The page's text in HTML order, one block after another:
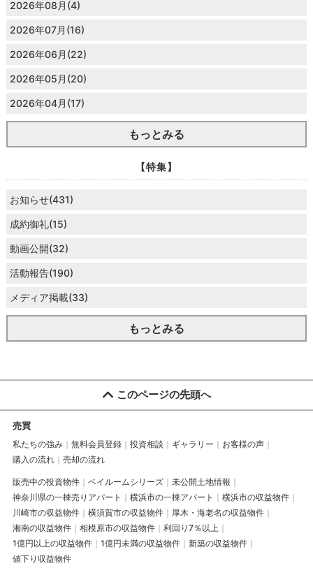
2026年08月(4)
2026年07月(16)
2026年06月(22)
2026年05月(20)
2026年04月(17)
もっとみる
【特集】
お知らせ(431)
成約御礼(15)
動画公開(32)
活動報告(190)
メディア掲載(33)
もっとみる
このページの先頭へ
売買
私たちの強み 無料会員登録 投資相談 ギャラリー
お客様の声
購入の流れ
売却の流れ
販売中の投資物件 ベイルームシリーズ
未公開土地情報
神奈川県の一棟売りアパート
横浜市の一棟アパート
横浜市の収益物件
川崎市の収益物件
横須賀市の収益物件
厚木・海老名の収益物件
湘南の収益物件
相模原市の収益物件
利回り7％以上
1億円以上の収益物件
1億円未満の収益物件
新築の収益物件
値下り収益物件